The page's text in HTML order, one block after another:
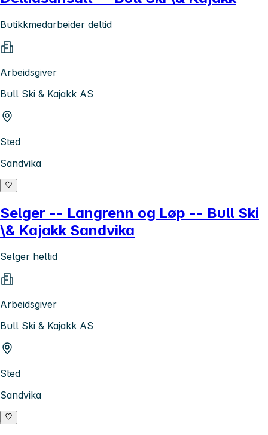
Butikkmedarbeider deltid
Arbeidsgiver
Bull Ski & Kajakk AS
Sted
Sandvika
Selger -- Langrenn og Løp -- Bull Ski
\& Kajakk Sandvika
Selger heltid
Arbeidsgiver
Bull Ski & Kajakk AS
Sted
Sandvika